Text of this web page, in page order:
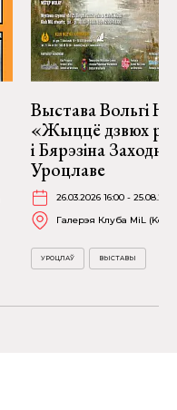
Выстава Вольгі
«Жыццё дзвюх
і Бярэзіна
Уроцлаве
26.03.2026 16:00 -
Галерэя Клуба MiL
УРОЦЛАЎ ВЫСТАВЫ